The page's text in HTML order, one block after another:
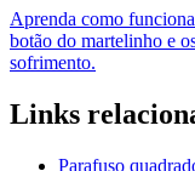
Aprenda como
botão do martelinho e
sofrimento.
Links
Parafuso